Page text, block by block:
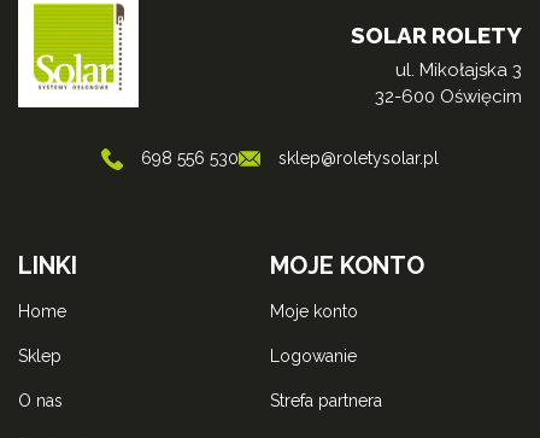
SOLAR ROLETY
ul. Mikołajska 3
32-600 Oświęcim
698 556 530 sklep@roletysolar.pl
LINKI
home
sklep
o nas
MOJE KONTO
moje konto
logowanie
strefa partnera